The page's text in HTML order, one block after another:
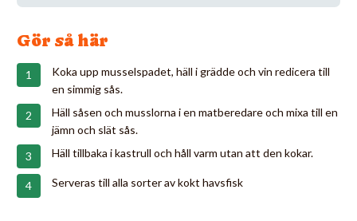
Gör så här
Koka upp musselspadet, häll i grädde och vin redicera till
en simmig sås.
Häll såsen och musslorna i en matberedare och mixa till en
jämn och slät sås.
Häll tillbaka i kastrull och håll varm utan att den kokar.
Serveras till alla sorter av kokt havsfisk